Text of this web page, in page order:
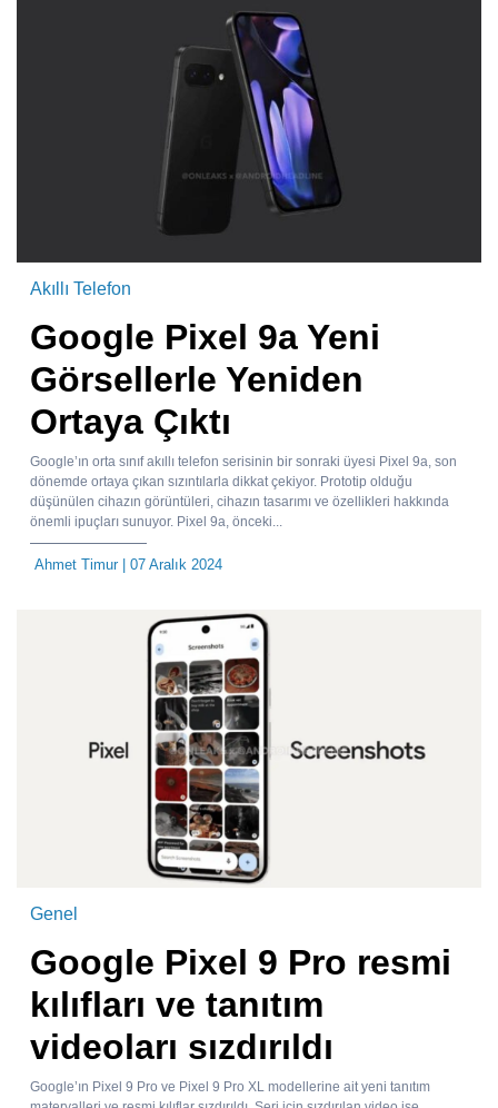
Akıllı Telefon
Google Pixel 9a Yeni
Görsellerle Yeniden
Ortaya Çıktı
Google’ın orta sınıf akıllı telefon serisinin bir sonraki üyesi Pixel 9a, son
dönemde ortaya çıkan sızıntılarla dikkat çekiyor. Prototip olduğu
düşünülen cihazın görüntüleri, cihazın tasarımı ve özellikleri hakkında
önemli ipuçları sunuyor. Pixel 9a, önceki...
Ahmet Timur| 07 Aralık 2024
Genel
Google Pixel 9 Pro resmi
kılıfları ve tanıtım
videoları sızdırıldı
Google’ın Pixel 9 Pro ve Pixel 9 Pro XL modellerine ait yeni tanıtım